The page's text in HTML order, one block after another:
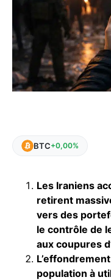
BTC+0,00%
Les Iraniens
retirent
vers des
le contrôle de
aux coupures
population à